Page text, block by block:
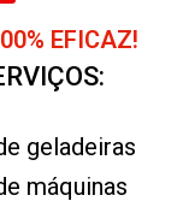
EFICAZ!
geladeiras
máquinas